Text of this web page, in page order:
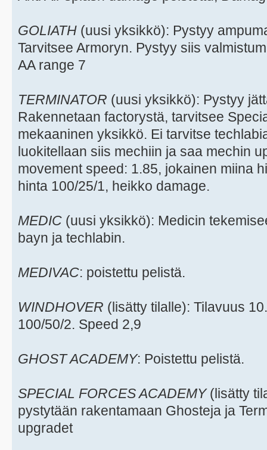
GOLIATH (uusi yksikkö): Pystyy
Tarvitsee Armoryn. Pystyy siis
AA range 7
TERMINATOR (uusi yksikkö): Pystyy
Rakennetaan factorystä, tarvitsee
mekaaninen yksikkö. Ei tarvitse
luokitellaan siis mechiin ja saa mechin
movement speed: 1.85, jokainen miina
hinta 100/25/1, heikko damage.
MEDIC (uusi yksikkö): Medicin
bayn ja techlabin.
MEDIVAC: poistettu pelistä.
WINDHOVER (lisätty tilalle): Tilavuus
100/50/2. Speed 2,9
GHOST ACADEMY: Poistettu pelistä.
SPECIAL FORCES ACADEMY(lisätty
pystytään rakentamaan Ghosteja ja
upgradet